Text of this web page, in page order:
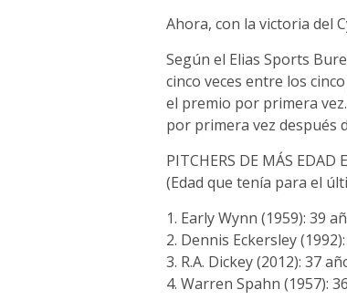
Ahora, con la victoria del
Según el Elias Sports
cinco veces entre los
el premio por primera
por primera vez después
PITCHERS DE MÁS EDAD
(Edad que tenía para el
1. Early Wynn (1959): 39
2. Dennis Eckersley
3. R.A. Dickey (2012): 37
4. Warren Spahn (1957):